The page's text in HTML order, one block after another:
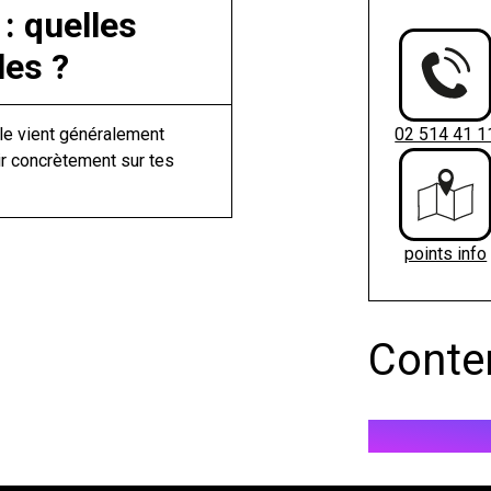
quelles
?
vient généralement
concrètement sur tes
02 514 41
points info